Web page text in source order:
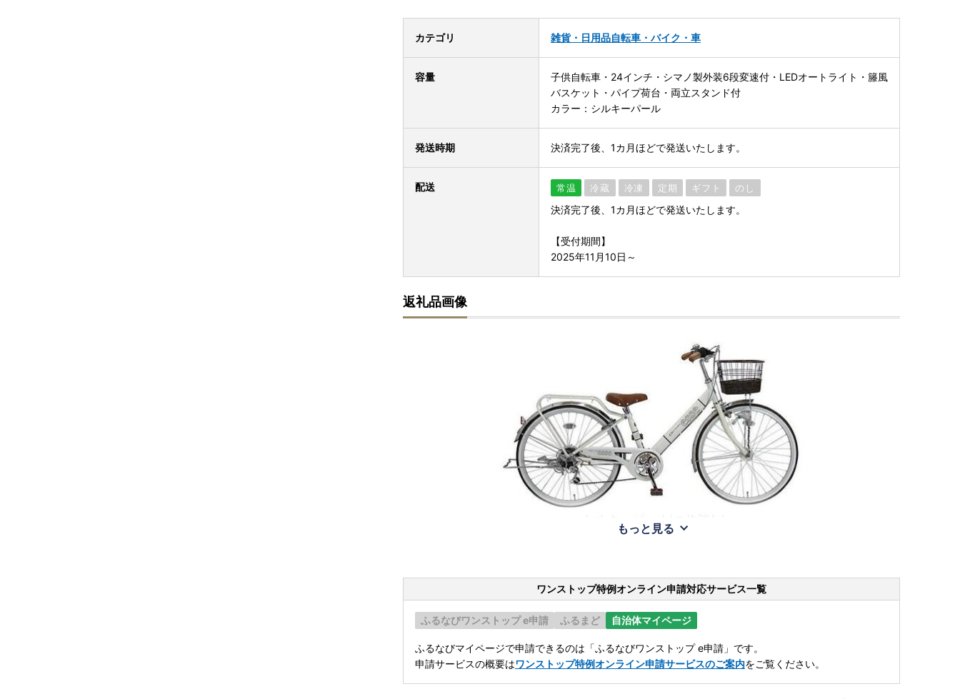
カテゴリ 雑貨・日用品自転車・バイク・車
容量
子供自転車・24インチ・シマノ製外装6段変速付・LEDオートライト・籐風
バスケット・パイプ荷台・両立スタンド付
カラー：シルキーパール
発送時期 決済完了後、1カ月ほどで発送いたします。
配送 常温 冷蔵 冷凍 定期 ギフト のし
決済完了後、1カ月ほどで発送いたします。
【受付期間】
2025年11月10日～
返礼品画像
もっと見る
ワンストップ特例オンライン申請対応サービス一覧
ふるなびワンストップ e申請 ふるまど 自治体マイページ
ふるなびマイページで申請できるのは「ふるなびワンストップ e申請」です。
申請サービスの概要はワンストップ特例オンライン申請サービスのご案内をご覧ください。